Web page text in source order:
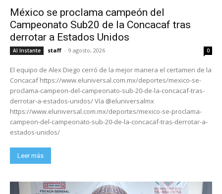
México se proclama campeón del
Campeonato Sub20 de la Concacaf tras
derrotar a Estados Unidos
Al Instante staff - 9 agosto, 2026 0
El equipo de Alex Diego cerró de la mejor manera el certamen de la
Concacaf https://www.eluniversal.com.mx/deportes/mexico-se-
proclama-campeon-del-campeonato-sub-20-de-la-concacaf-tras-
derrotar-a-estados-unidos/ Vía @eluniversalmx
https://www.eluniversal.com.mx/deportes/mexico-se-proclama-
campeon-del-campeonato-sub-20-de-la-concacaf-tras-derrotar-a-
estados-unidos/
Leer más